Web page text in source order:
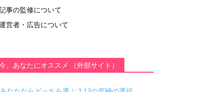
事の監修について
営者・広告について
、あなたにオススメ （外部サイト）